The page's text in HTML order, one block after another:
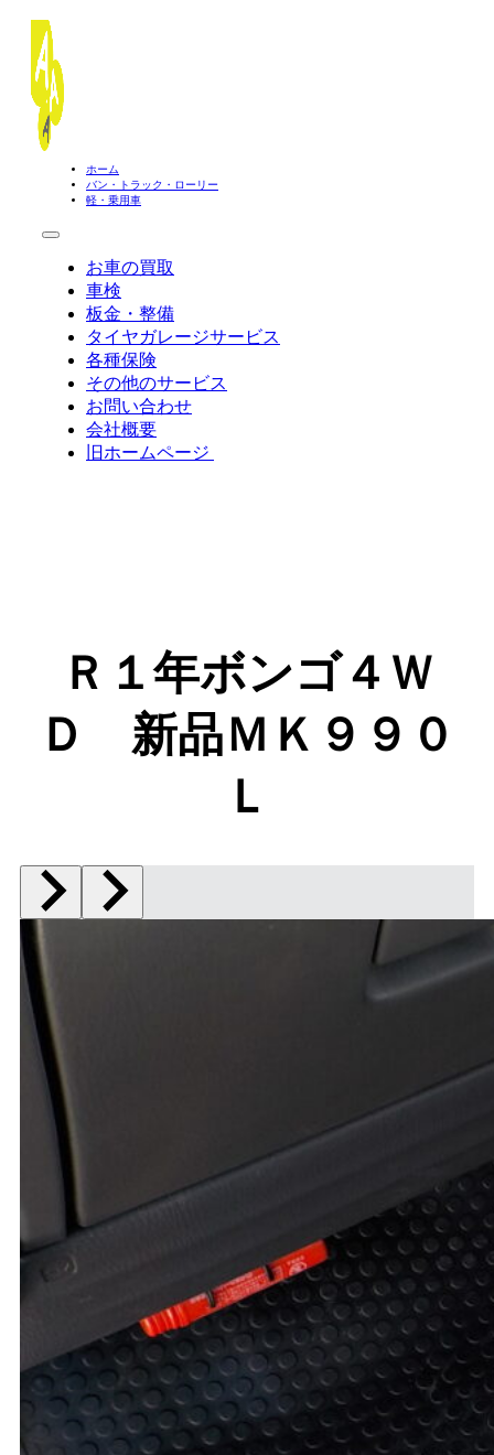
ホーム
バン・トラック・ローリー
軽・乗用車
お車の買取
車検
板金・整備
タイヤガレージサービス
各種保険
その他のサービス
お問い合わせ
会社概要
旧ホームページ
Ｒ１年ボンゴ４Ｗ
Ｄ 新品ＭＫ９９０
Ｌ